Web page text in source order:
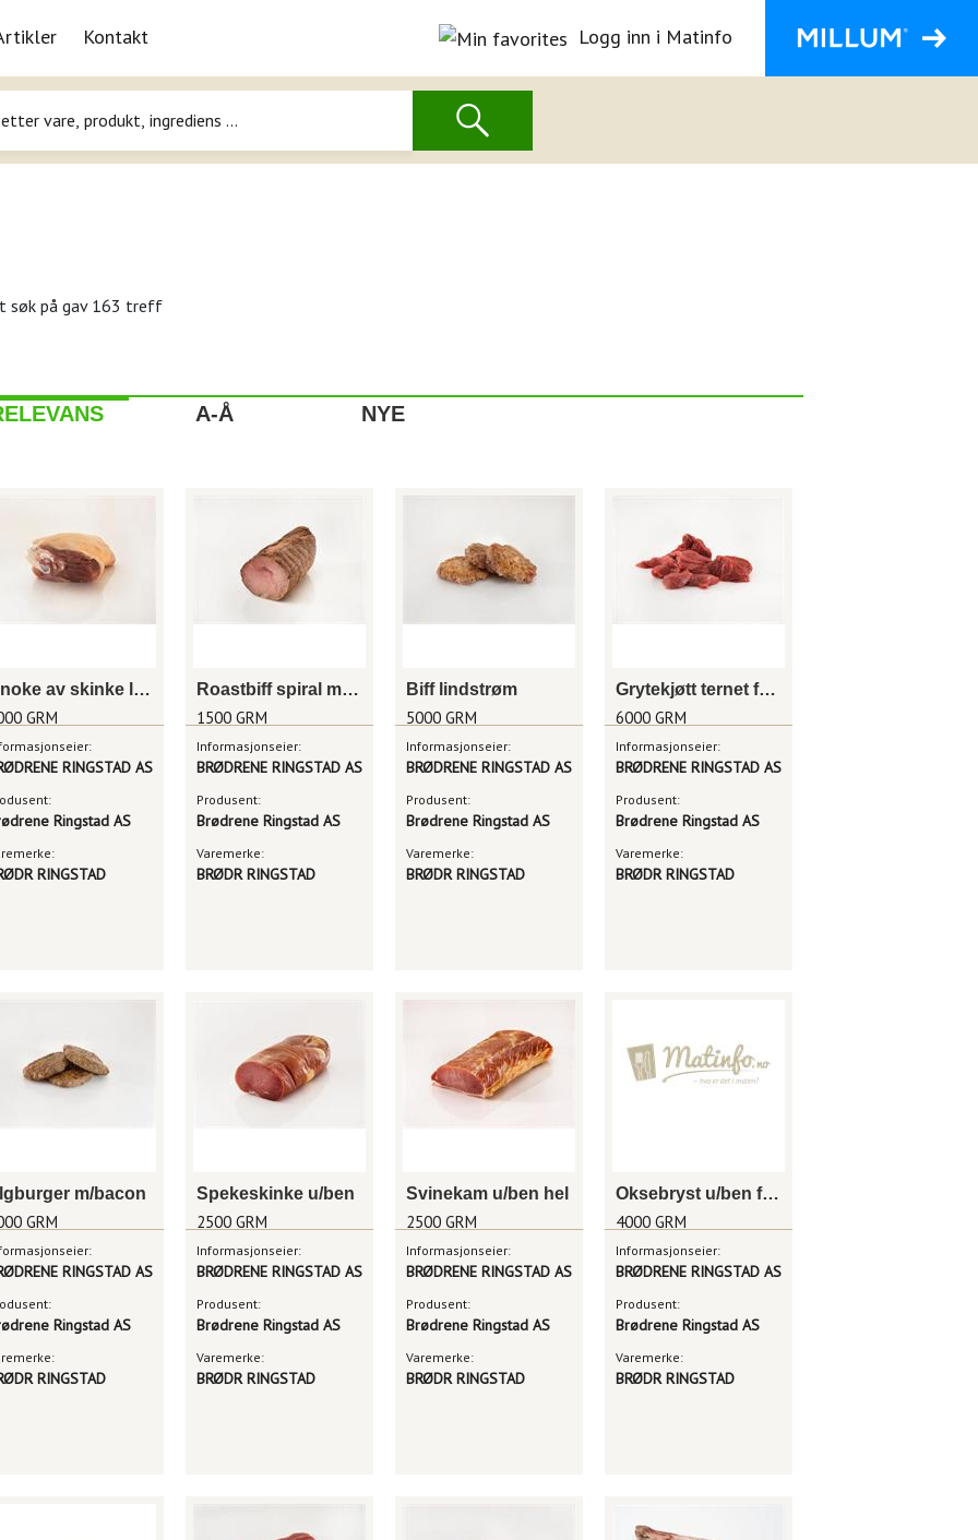
Kontakt Logg inn i Matinfo
søk på gav 163 treff
A-Å NYE
Knoke av skinke lettsaltet
GRM
RINGSTAD AS
Ringstad AS
RINGSTAD
Roastbiff spiral m/sjy
1500 GRM
Informasjonseier:
BRØDRENE RINGSTAD AS
Produsent:
Brødrene Ringstad AS
Varemerke:
BRØDR RINGSTAD
Biff lindstrøm
5000 GRM
Informasjonseier:
BRØDRENE RINGSTAD AS
Produsent:
Brødrene Ringstad AS
Varemerke:
BRØDR RINGSTAD
Grytekjøtt ternet frittgående storfe
6000 GRM
Informasjonseier:
BRØDRENE RINGSTAD AS
Produsent:
Brødrene Ringstad AS
Varemerke:
BRØDR RINGSTAD
m/bacon
GRM
RINGSTAD AS
Ringstad AS
RINGSTAD
Spekeskinke u/ben
2500 GRM
Informasjonseier:
BRØDRENE RINGSTAD AS
Produsent:
Brødrene Ringstad AS
Varemerke:
BRØDR RINGSTAD
Svinekam u/ben hel
2500 GRM
Informasjonseier:
BRØDRENE RINGSTAD AS
Produsent:
Brødrene Ringstad AS
Varemerke:
BRØDR RINGSTAD
Oksebryst u/ben frittgående storfe
4000 GRM
Informasjonseier:
BRØDRENE RINGSTAD AS
Produsent:
Brødrene Ringstad AS
Varemerke:
BRØDR RINGSTAD